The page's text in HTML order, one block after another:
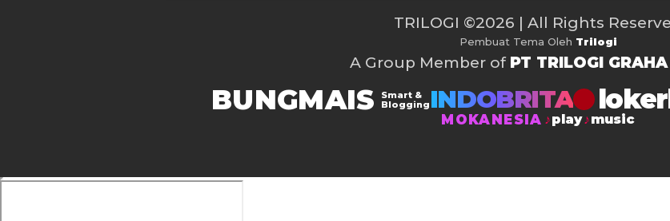
TRILOGI ©2026 | All Rights
Pembuat Tema Oleh Trilogi
A Group Member of PT TRILOGI
BUNGMAIS
Smart &
Blogging INDOBRITA
MOKANESIA play music